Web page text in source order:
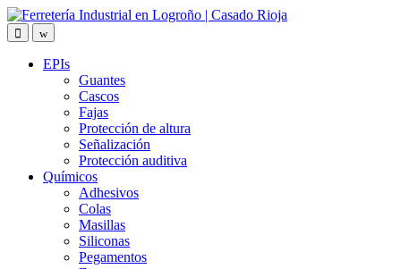
Skip
to
navigation
Skip
to
content
EPIs
Guantes
Cascos
Fajas
Protección de altura
Señalización
Protección auditiva
Químicos
Adhesivos
Colas
Masillas
Siliconas
Pegamentos